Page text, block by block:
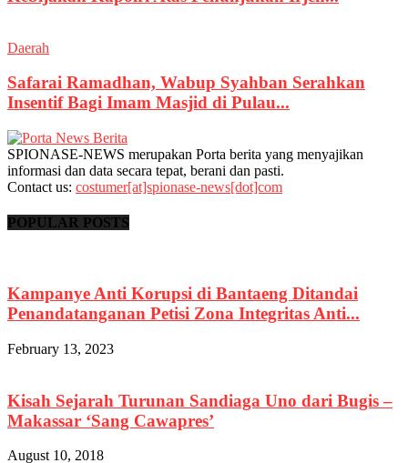
Daerah
Safarai Ramadhan, Wabup Syahban Serahkan
Insentif Bagi Imam Masjid di Pulau...
SPIONASE-NEWS merupakan Porta berita yang menyajikan
informasi dan data secara tepat, berani dan pasti.
Contact us: costumer[at]spionase-news[dot]com
POPULAR POSTS
Kampanye Anti Korupsi di Bantaeng Ditandai
Penandatanganan Petisi Zona Integritas Anti...
February 13, 2023
Kisah Sejarah Turunan Sandiaga Uno dari Bugis –
Makassar ‘Sang Cawapres’
August 10, 2018